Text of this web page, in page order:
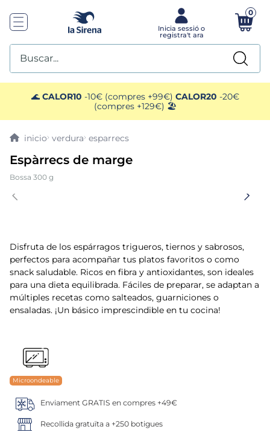
0
Buscar...
🌊 CALOR10 -10€ (compres +99€) CALOR20 -20€
(compres +129€) 🏖️
verdura esparrecs
Espàrrecs de marge
Bossa 300 g
Disfruta de los espárragos trigueros, tiernos y sabrosos,
perfectos para acompañar tus platos favoritos o como
snack saludable. Ricos en fibra y antioxidantes, son ideales
para una dieta equilibrada. Fáciles de preparar, se adaptan a
múltiples recetas como salteados, guarniciones o
ensaladas. ¡Un básico imprescindible en tu cocina!
Microondeable
Enviament GRATIS en compres +49€
Recollida gratuïta a +250 botigues
TOP SEARCHES
1. mariscos
3. menus
. calamar sirena
6. tarrina helado
7. salmó premium
halibut
10. helados polos